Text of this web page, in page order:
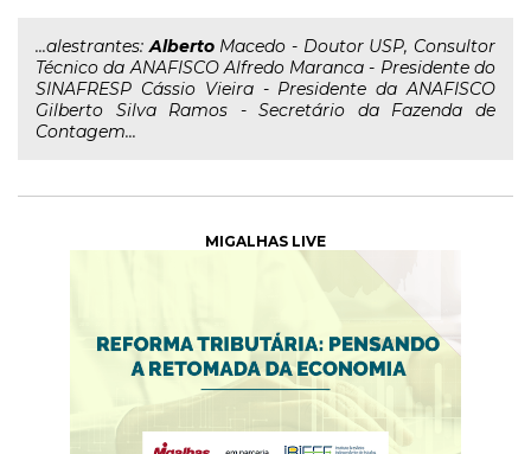
...alestrantes:AlbertoMacedo - Doutor USP, Consultor
Técnico da ANAFISCO Alfredo Maranca - Presidente do
SINAFRESP Cássio Vieira - Presidente da ANAFISCO
Gilberto Silva Ramos - Secretário da Fazenda de
Contagem...
MIGALHAS LIVE